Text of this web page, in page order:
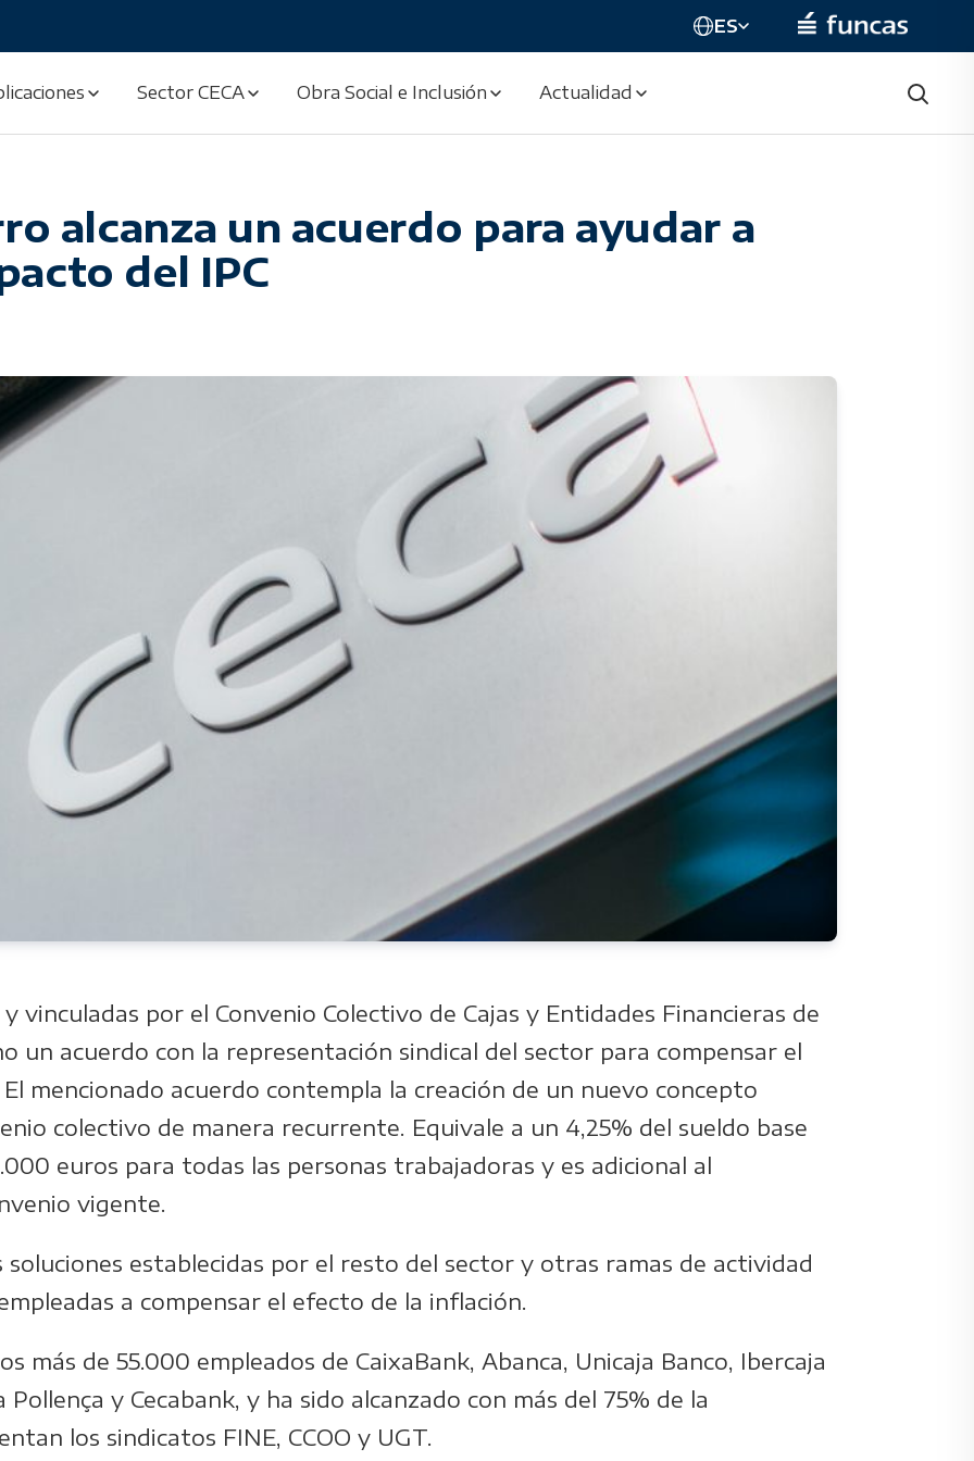
ES
Sector CECA Obra Social e Inclusión Actualidad
alcanza un acuerdo para ayudar a
del IPC
vinculadas por el Convenio Colectivo de Cajas y Entidades Financieras de
un acuerdo con la representación sindical del sector para compensar el
mencionado acuerdo contempla la creación de un nuevo concepto
colectivo de manera recurrente. Equivale a un 4,25% del sueldo base
euros para todas las personas trabajadoras y es adicional al
vigente.
establecidas por el resto del sector y otras ramas de actividad
a compensar el efecto de la inflación.
más de 55.000 empleados de CaixaBank, Abanca, Unicaja Banco, Ibercaja
y Cecabank, y ha sido alcanzado con más del 75% de la
los sindicatos FINE, CCOO y UGT.